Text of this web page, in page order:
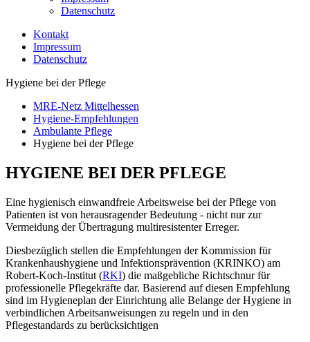
Datenschutz
Kontakt
Impressum
Datenschutz
Hygiene bei der Pflege
MRE-Netz Mittelhessen
Hygiene-Empfehlungen
Ambulante Pflege
Hygiene bei der Pflege
HYGIENE BEI DER PFLEGE
Eine hygienisch einwandfreie Arbeitsweise bei der Pflege von
Patienten ist von herausragender Bedeutung - nicht nur zur
Vermeidung der Übertragung multiresistenter Erreger.
Diesbezüglich stellen die Empfehlungen der Kommission für
Krankenhaushygiene und Infektionsprävention (KRINKO) am
Robert-Koch-Institut (RKI) die maßgebliche Richtschnur für
professionelle Pflegekräfte dar. Basierend auf diesen Empfehlung
sind im Hygieneplan der Einrichtung alle Belange der Hygiene in
verbindlichen Arbeitsanweisungen zu regeln und in den
Pflegestandards zu berücksichtigen